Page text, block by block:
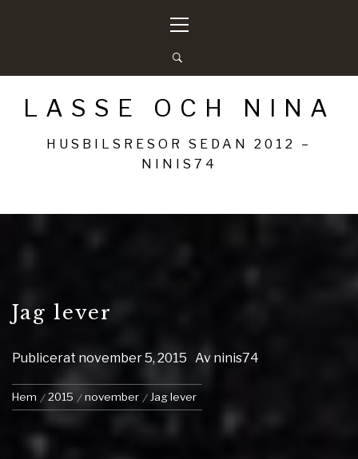
meny
LASSE OCH NINA
HUSBILSRESOR SEDAN 2012 –
NINIS74
Jag lever
Publicerat november 5, 2015 Av ninis74
Hem 2015 november Jag lever